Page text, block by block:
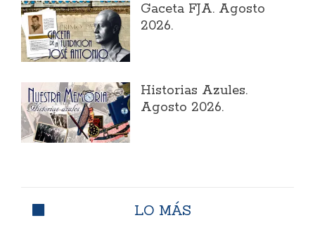
Gaceta FJA. Agosto
2026.
Historias Azules.
Agosto 2026.
LO MÁS